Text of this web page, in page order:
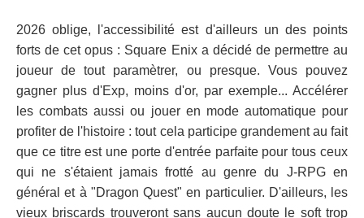
2026 oblige, l'accessibilité est d'ailleurs un des points
forts de cet opus : Square Enix a décidé de permettre au
joueur de tout paramètrer, ou presque. Vous pouvez
gagner plus d'Exp, moins d'or, par exemple... Accélérer
les combats aussi ou jouer en mode automatique pour
profiter de l'histoire : tout cela participe grandement au fait
que ce titre est une porte d'entrée parfaite pour tous ceux
qui ne s'étaient jamais frotté au genre du J-RPG en
général et à "Dragon Quest" en particulier. D'ailleurs, les
vieux briscards trouveront sans aucun doute le soft trop